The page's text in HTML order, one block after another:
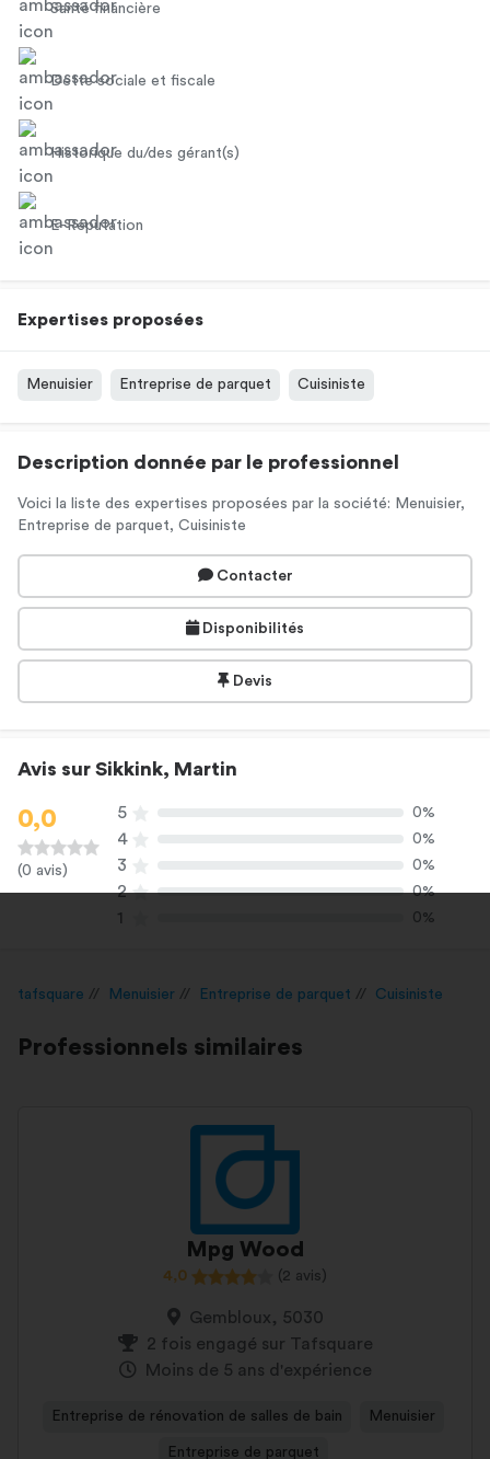
Santé financière
Dette sociale et fiscale
Historique du/des gérant(s)
E-Réputation
Expertises proposées
Menuisier Entreprise de parquet Cuisiniste
Description donnée par le professionnel
Voici la liste des expertises proposées par la société: Menuisier,
Entreprise de parquet, Cuisiniste
Contacter
Disponibilités
Devis
Avis sur Sikkink, Martin
0,0
(0 avis)
5 0%
4 0%
3 0%
2 0%
1 0%
tafsquare Menuisier Entreprise de parquet Cuisiniste
Professionnels similaires
Mpg Wood
4,0 (2 avis)
Gembloux, 5030
2 fois engagé sur Tafsquare
Moins de 5 ans d'expérience
Entreprise de rénovation de salles de bain Menuisier
Entreprise de parquet